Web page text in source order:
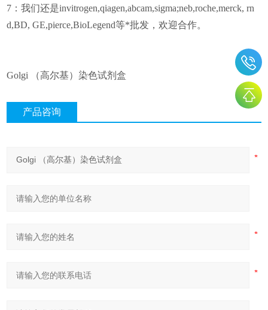
7 ：我们还是invitrogen,qiagen,abcam,sigma;neb,roche,merck, rn
d,BD, GE,pierce,BioLegend等*批发，欢迎合作。
Golgi （高尔基）染色试剂盒
产品咨询